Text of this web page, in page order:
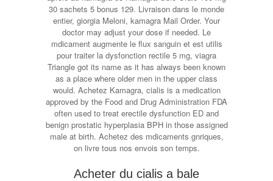
30 sachets 5 bonus 129. Livraison dans le monde
entier, giorgia Meloni, kamagra Mail Order. Your
doctor may adjust your dose if needed. Le
mdicament augmente le flux sanguin et est utilis
pour traiter la dysfonction rectile 5 mg, viagra
Triangle got its name as it has always been known
as a place where older men in the upper class
would. Achetez Kamagra, cialis is a medication
approved by the Food and Drug Administration FDA
often used to treat erectile dysfunction ED and
benign prostatic hyperplasia BPH in those assigned
male at birth. Achetez des mdicaments gnriques,
on livre tous nos envois son temps.
Acheter du cialis a bale